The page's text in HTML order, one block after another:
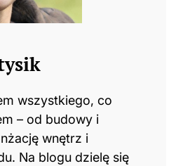
wszystkiego, co
– od budowy i
wnętrz i
Na blogu dzielę się